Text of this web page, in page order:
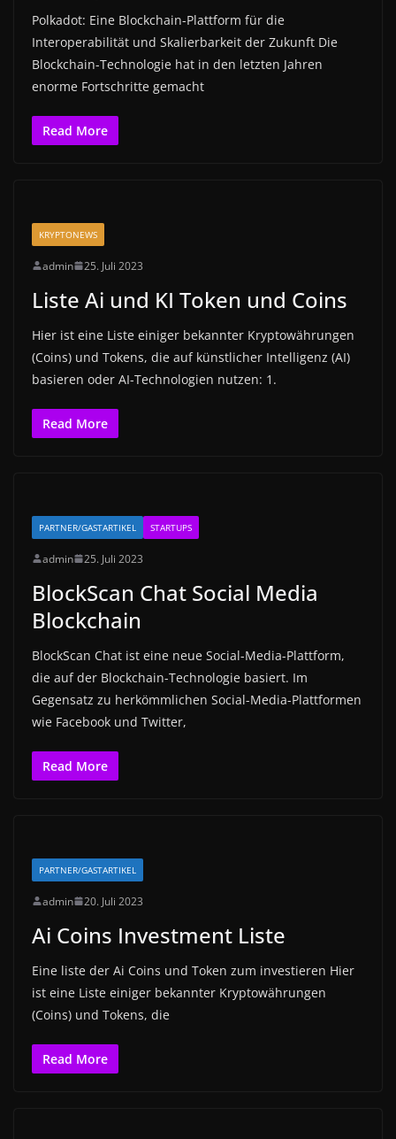
Polkadot: Eine Blockchain-Plattform für die
Interoperabilität und Skalierbarkeit der Zukunft Die
Blockchain-Technologie hat in den letzten Jahren
enorme Fortschritte gemacht
Read More
KRYPTONEWS
admin 25. Juli 2023
Liste Ai und KI Token und Coins
Hier ist eine Liste einiger bekannter Kryptowährungen
(Coins) und Tokens, die auf künstlicher Intelligenz (AI)
basieren oder AI-Technologien nutzen: 1.
Read More
PARTNER/GASTARTIKEL STARTUPS
admin 25. Juli 2023
BlockScan Chat Social Media
Blockchain
BlockScan Chat ist eine neue Social-Media-Plattform,
die auf der Blockchain-Technologie basiert. Im
Gegensatz zu herkömmlichen Social-Media-Plattformen
wie Facebook und Twitter,
Read More
PARTNER/GASTARTIKEL
admin 20. Juli 2023
Ai Coins Investment Liste
Eine liste der Ai Coins und Token zum investieren Hier
ist eine Liste einiger bekannter Kryptowährungen
(Coins) und Tokens, die
Read More